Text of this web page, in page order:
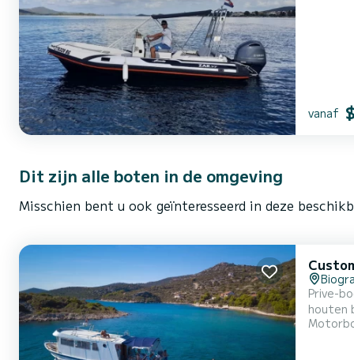
vanaf
Dit zijn alle boten in de omgeving
Misschien bent u ook geïnteresseerd in deze
Prive-
houten
12